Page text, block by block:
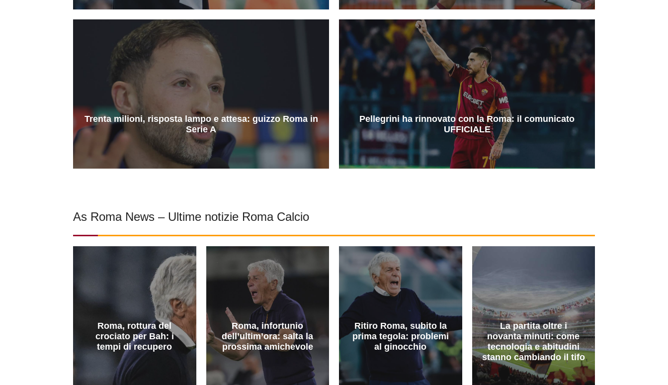
Trenta milioni, risposta lampo e attesa: guizzo Roma in
Serie A
Pellegrini ha rinnovato con la Roma: il comunicato
UFFICIALE
As Roma News – Ultime notizie Roma Calcio
Roma, rottura del
crociato per Bah: i
tempi di recupero
Roma, infortunio
dell’ultim’ora: salta la
prossima amichevole
Ritiro Roma, subito la
prima tegola: problemi
al ginocchio
La partita oltre i
novanta minuti: come
tecnologia e abitudini
stanno cambiando il tifo